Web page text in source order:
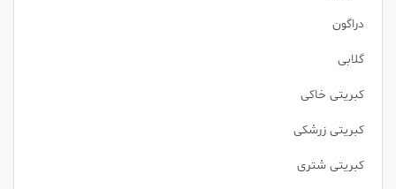
دراگون
گلابی
کبریتی خاکی
کبریتی زرشکی
کبریتی شتری